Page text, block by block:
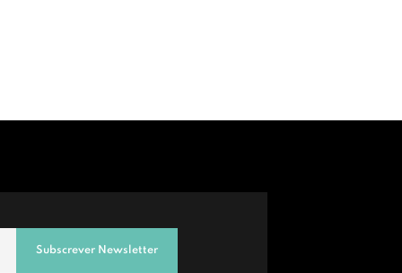
Subscrever Newsletter